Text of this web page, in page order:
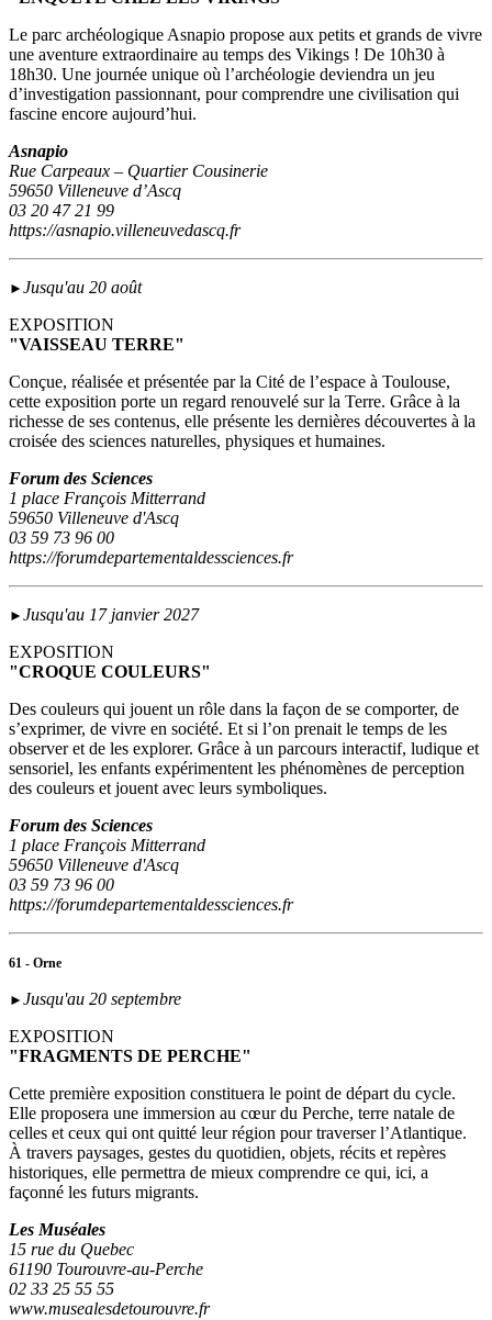
Le parc archéologique Asnapio propose aux petits et grands de vivre
une aventure extraordinaire au temps des Vikings ! De 10h30 à
18h30. Une journée unique où l’archéologie deviendra un jeu
d’investigation passionnant, pour comprendre une civilisation qui
fascine encore aujourd’hui.
Asnapio
Rue Carpeaux – Quartier Cousinerie
59650 Villeneuve d’Ascq
03 20 47 21 99
https://asnapio.villeneuvedascq.fr
► Jusqu'au 20 août
EXPOSITION
"VAISSEAU TERRE"
Conçue, réalisée et présentée par la Cité de l’espace à Toulouse,
cette exposition porte un regard renouvelé sur la Terre. Grâce à la
richesse de ses contenus, elle présente les dernières découvertes à la
croisée des sciences naturelles, physiques et humaines.
Forum des Sciences
1 place François Mitterrand
59650 Villeneuve d'Ascq
03 59 73 96 00
https://forumdepartementaldessciences.fr
► Jusqu'au 17 janvier 2027
EXPOSITION
"CROQUE COULEURS"
Des couleurs qui jouent un rôle dans la façon de se comporter, de
s’exprimer, de vivre en société. Et si l’on prenait le temps de les
observer et de les explorer. Grâce à un parcours interactif, ludique et
sensoriel, les enfants expérimentent les phénomènes de perception
des couleurs et jouent avec leurs symboliques.
Forum des Sciences
1 place François Mitterrand
59650 Villeneuve d'Ascq
03 59 73 96 00
https://forumdepartementaldessciences.fr
61 - Orne
► Jusqu'au 20 septembre
EXPOSITION
"FRAGMENTS DE PERCHE"
Cette première exposition constituera le point de départ du cycle.
Elle proposera une immersion au cœur du Perche, terre natale de
celles et ceux qui ont quitté leur région pour traverser l’Atlantique.
À travers paysages, gestes du quotidien, objets, récits et repères
historiques, elle permettra de mieux comprendre ce qui, ici, a
façonné les futurs migrants.
Les Muséales
15 rue du Quebec
61190 Tourouvre-au-Perche
02 33 25 55 55
www.musealesdetourouvre.fr